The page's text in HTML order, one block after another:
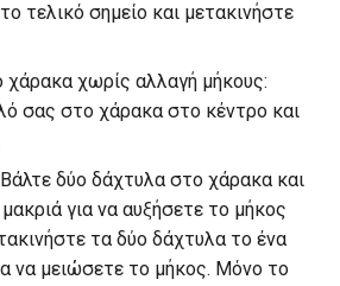
τελικό σημείο και μετακινήστε
χάρακα χωρίς αλλαγή μήκους:
σας στο χάρακα στο κέντρο και
δύο δάχτυλα στο χάρακα και
για να αυξήσετε το μήκος
τα δύο δάχτυλα το ένα
να μειώσετε το μήκος. Μόνο το